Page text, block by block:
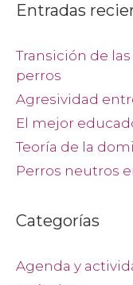
Entradas
Transición de
perros
Agresividad
El mejor
Teoría de la
Perros neutros
Categorías
Agenda y